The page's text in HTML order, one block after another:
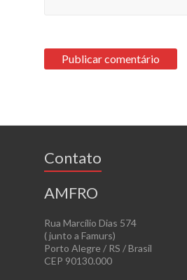
Contato
AMFRO
Rua Marcílio Dias 574
( junto a Famurs)
Porto Alegre / RS / Brasil
CEP 90130.000